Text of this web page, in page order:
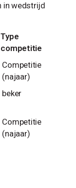
in wedstrijd
Type
competitie
Competitie
(najaar)
beker
Competitie
(najaar)